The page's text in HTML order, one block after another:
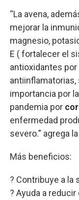
“La avena,
mejorar la
magnesio,
E ( fortalecer el
antioxidantes
antiinflamatorias,
importancia por
pandemia por
enfermedad
severo.” agrega
Más beneficios:
? Contribuye a la
? Ayuda a